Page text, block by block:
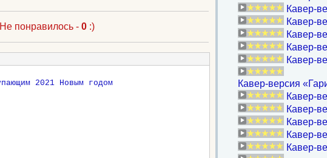
Не понравилось - 0:)
Кавер-
Кавер-
Кавер-
Кавер-
Кавер-
Кавер-версия
Кавер-
Кавер-
Кавер-
Кавер-
Кавер-